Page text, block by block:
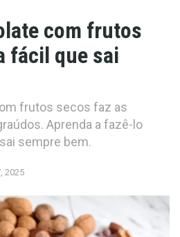
com frutos
fácil que sai
frutos secos faz as
Aprenda a fazê-lo
sempre bem.
2025